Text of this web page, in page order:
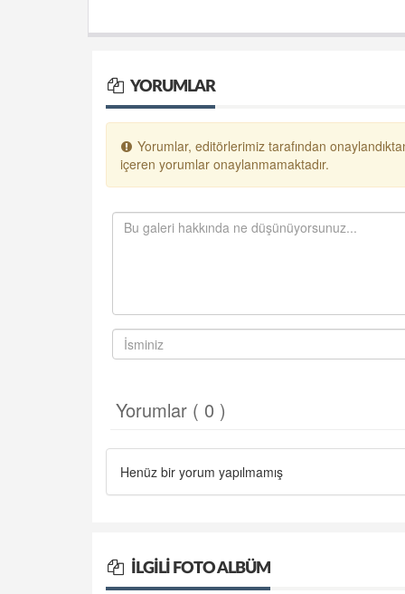
YORUMLAR
Yorumlar, editörlerimiz tarafından
içeren yorumlar onaylanmamaktadır.
Yorumlar ( 0 )
Henüz bir yorum yapılmamış
İLGILI FOTO ALBÜM